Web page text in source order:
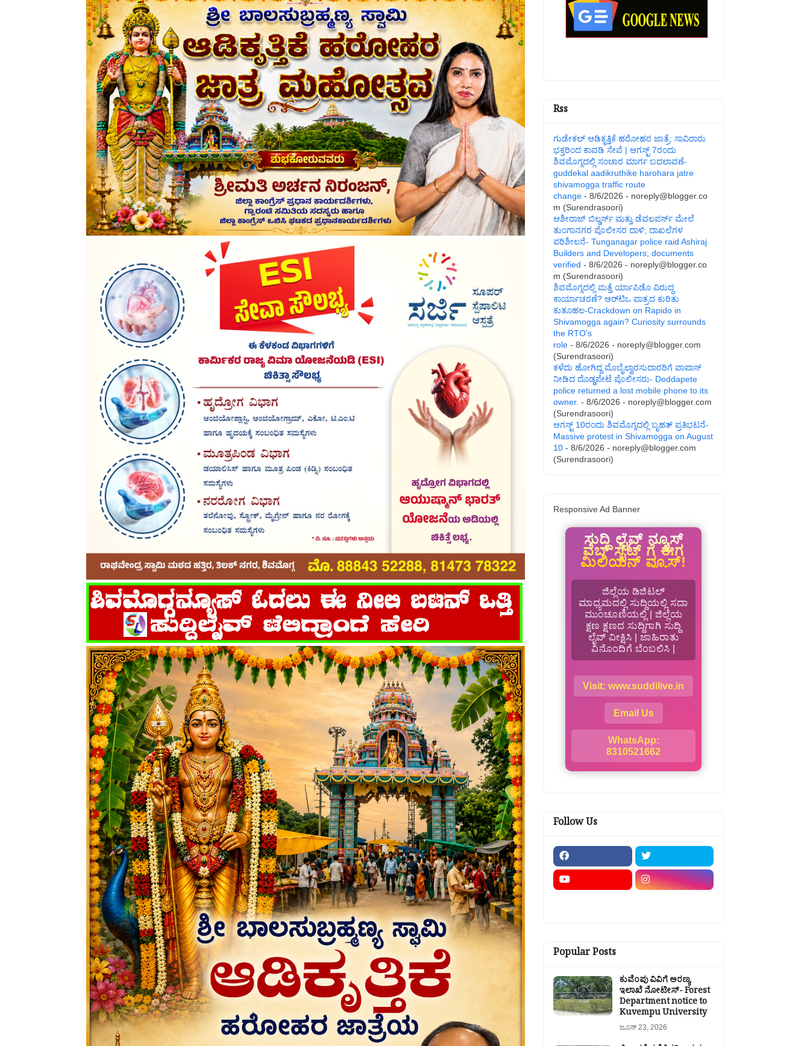
Rss
ಗುಡೇಕಲ್ ಆಡಿಕೃತ್ತಿಕೆ ಹರೋಹರ ಜಾತ್ರೆ: ಸಾವಿರಾರು
ಭಕ್ತರಿಂದ ಕಾವಡಿ ಸೇವೆ | ಆಗಸ್ಟ್ 7ರಂದು
ಶಿವಮೊಗ್ಗದಲ್ಲಿ ಸಂಚಾರ ಮಾರ್ಗ ಬದಲಾವಣೆ-
guddekal aadikruthike harohara jatre
shivamogga traffic route
change - 8/6/2026 - noreply@blogger.co
m (Surendrasoori)
ಆಶೀರಾಜ್ ಬಿಲ್ಡರ್ಸ್ ಮತ್ತು ಡೆವಲಪರ್ಸ್ ಮೇಲೆ
ತುಂಗಾನಗರ ಪೊಲೀಸರ ದಾಳಿ; ದಾಖಲೆಗಳ
ಪರಿಶೀಲನೆ- Tunganagar police raid Ashiraj
Builders and Developers; documents
verified - 8/6/2026 - noreply@blogger.co
m (Surendrasoori)
ಶಿವಮೊಗ್ಗದಲ್ಲಿ ಮತ್ತೆ ರ್ಯಾಪಿಡೊ ವಿರುದ್ಧ
ಕಾರ್ಯಾಚರಣೆ? ಆರ್‌ಟಿಒ ಪಾತ್ರದ ಕುರಿತು
ಕುತೂಹಲ-Crackdown on Rapido in
Shivamogga again? Curiosity surrounds
the RTO's
role - 8/6/2026 - noreply@blogger.com
(Surendrasoori)
ಕಳೆದು ಹೋಗಿದ್ದ ಮೊಬೈಲ್ವಾರಸುದಾರರಿಗೆ ವಾಪಾಸ್
ನೀಡಿದ ದೊಡ್ಡಪೇಟೆ ಪೊಲೀಸರು- Doddapete
police returned a lost mobile phone to its
owner. - 8/6/2026 - noreply@blogger.com
(Surendrasoori)
ಆಗಸ್ಟ್‌ 10ರಂದು ಶಿವಮೊಗ್ಗದಲ್ಲಿ ಬೃಹತ್ ಪ್ರತಿಭಟನೆ-
Massive protest in Shivamogga on August
10 - 8/6/2026 - noreply@blogger.com
(Surendrasoori)
Responsive Ad Banner
ಸುದ್ದಿ ಲೈವ್ ನ್ಯೂಸ್
ವೆಬ್ ಸೈಟ್ ಗೆ ಈಗ
ಮಿಲಿಯನ್ ವ್ಯೂಸ್!
ಜಿಲ್ಲೆಯ ಡಿಜಿಟಲ್
ಮಾಧ್ಯಮದಲ್ಲಿ ಸುದ್ದಿಯಲ್ಲಿ ಸದಾ
ಮುಂಚೂಣಿಯಲ್ಲಿ | ಜಿಲ್ಲೆಯ
ಕ್ಷಣ ಕ್ಷಣದ ಸುದ್ದಿಗಾಗಿ ಸುದ್ದಿ
ಲೈವ್ ವೀಕ್ಷಿಸಿ | ಜಾಹಿರಾತು
ವಿನೊಂದಿಗೆ ಬೆಂಬಲಿಸಿ |
Visit: www.suddilive.in
Email Us
WhatsApp:
8310521662
Follow Us
Popular Posts
ಕುವೆಂಪು ವಿವಿಗೆ ಅರಣ್ಯ
ಇಲಾಖೆ ನೋಟೀಸ್- Forest
Department notice to
Kuvempu University
ಜೂನ್ 23, 2026